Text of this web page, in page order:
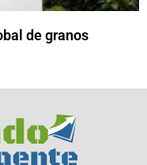
de granos